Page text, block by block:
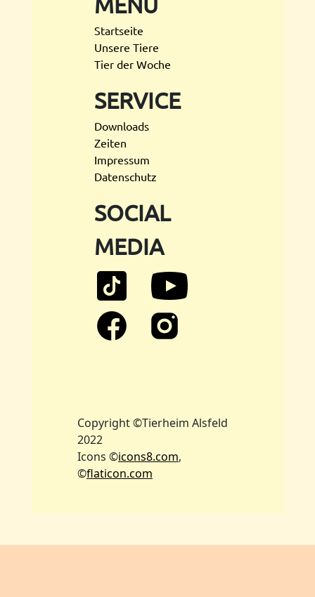
Startseite
Unsere Tiere
Tier der Woche
SERVICE
Downloads
Zeiten
Impressum
Datenschutz
SOCIAL
MEDIA
Copyright ©Tierheim Alsfeld
2022
Icons ©icons8.com,
©flaticon.com